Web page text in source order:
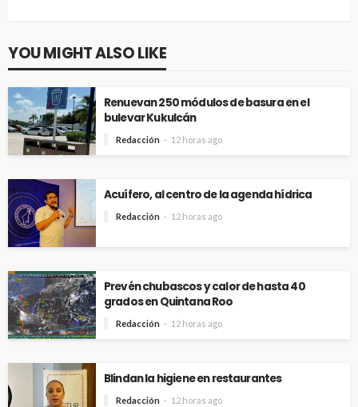
YOU MIGHT ALSO LIKE
Renuevan 250 módulos de basura en el
bulevar Kukulcán
Redacción 12 horas ago
Acuífero, al centro de la agenda hídrica
Redacción 12 horas ago
Prevén chubascos y calor de hasta 40
grados en Quintana Roo
Redacción 12 horas ago
Blindan la higiene en restaurantes
Redacción 12 horas ago